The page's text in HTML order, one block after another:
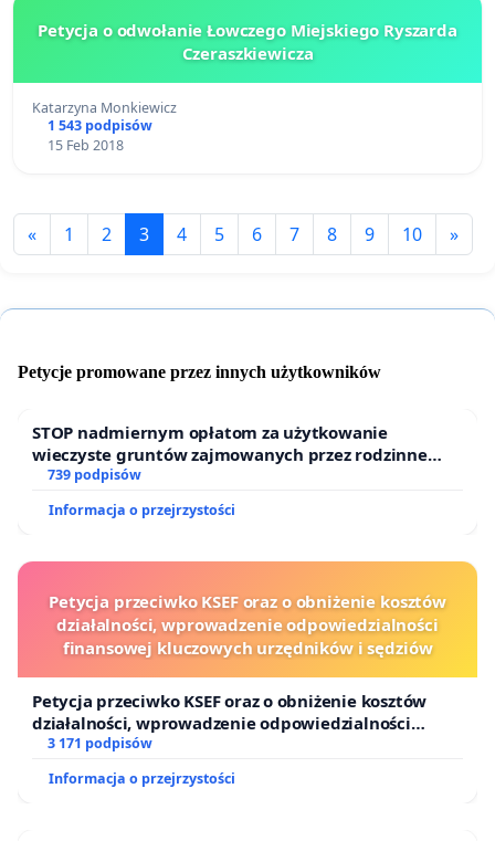
Petycja o odwołanie Łowczego Miejskiego Ryszarda
Czeraszkiewicza
Katarzyna Monkiewicz
1 543 podpisów
15 Feb 2018
« 1 2 3 4 5 6 7 8 9 10 »
Petycje promowane przez innych użytkowników
STOP nadmiernym opłatom za użytkowanie
wieczyste gruntów zajmowanych przez rodzinne
ogrody działkowe.
739 podpisów
Informacja o przejrzystości
Petycja przeciwko KSEF oraz o obniżenie kosztów
działalności, wprowadzenie odpowiedzialności
finansowej kluczowych urzędników i sędziów
Petycja przeciwko KSEF oraz o obniżenie kosztów
działalności, wprowadzenie odpowiedzialności
finansowej kluczowych urzędników i sędziów
3 171 podpisów
Informacja o przejrzystości